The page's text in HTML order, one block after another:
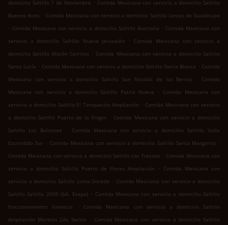
domicilio Saltillo 7 de Noviembre
Comida Mexicana con servicio a domicilio Saltillo
Buenos Aires . Comida Mexicana con servicio a domicilio Saltillo Lomas de Guadalupe
. Comida Mexicana con servicio a domicilio Saltillo Australia . Comida Mexicana con
servicio a domicilio Saltillo Nueva Jerusalén
. Comida Mexicana con servicio a
domicilio Saltillo Misión Cerritos . Comida Mexicana con servicio a domicilio Saltillo
Santa Lucía . Comida Mexicana con servicio a domicilio Saltillo Sierra Blanca . Comida
Mexicana con servicio a domicilio Saltillo San Nicolás de los Berros
.
Comida
Mexicana con servicio a domicilio Saltillo Patria Nueva
. Comida Mexicana con
servicio a domicilio Saltillo El Tanquecito Ampliación . Comida Mexicana con servicio
a domicilio Saltillo Puerto de la Virgen
. Comida Mexicana con servicio a domicilio
Saltillo Los Balcones
.
Comida Mexicana con servicio a domicilio Saltillo Valle
Escondido Sur . Comida Mexicana con servicio a domicilio Saltillo Santa Margarita .
Comida Mexicana con servicio a domicilio Saltillo Los Fresnos . Comida Mexicana con
servicio a domicilio Saltillo Puerto de Flores Ampliación
. Comida Mexicana con
servicio a domicilio Saltillo Loma Dorada . Comida Mexicana con servicio a domicilio
Saltillo Saltillo 2000 (6A. Etapa) . Comida Mexicana con servicio a domicilio Saltillo
fraccionamiento Valencia
.
Comida Mexicana con servicio a domicilio Saltillo
Ampliación Morelos 2do Sector . Comida Mexicana con servicio a domicilio Saltillo